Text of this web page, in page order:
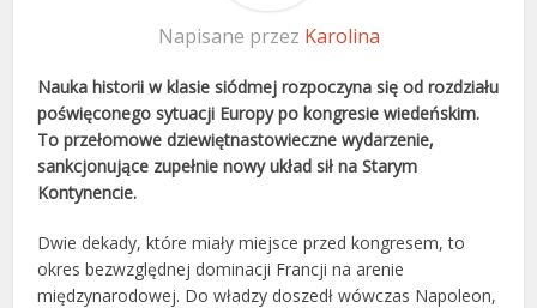
Napisane przez Karolina
Nauka historii w klasie siódmej rozpoczyna się od rozdziału
poświęconego sytuacji Europy po kongresie wiedeńskim.
To przełomowe dziewiętnastowieczne wydarzenie,
sankcjonujące zupełnie nowy układ sił na Starym
Kontynencie.
Dwie dekady, które miały miejsce przed kongresem, to
okres bezwzględnej dominacji Francji na arenie
międzynarodowej. Do władzy doszedł wówczas Napoleon,